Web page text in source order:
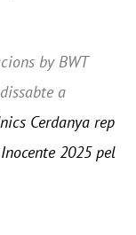
by BWT
a
Cerdanya rep
2025 pel